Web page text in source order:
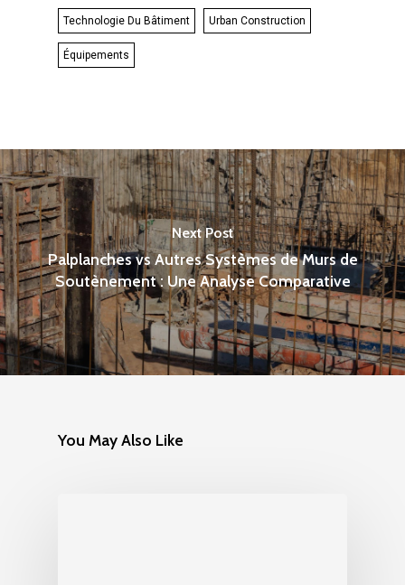
Technologie Du Bâtiment Urban Construction
Équipements
Next Post
Palplanches vs Autres Systèmes de Murs de
Soutènement : Une Analyse Comparative
You May Also Like